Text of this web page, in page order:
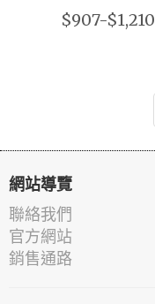
$907-$1,210
網站導覽
聯絡我們
官方網站
銷售通路